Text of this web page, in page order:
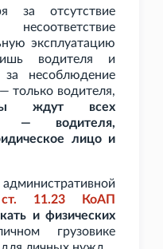
за отсутствие
эксплуатацию
водителя и
несоблюдение
только водителя,
ждут всех
— водителя,
лицо и
ст.
11.23 КоАП
и физических
грузовике